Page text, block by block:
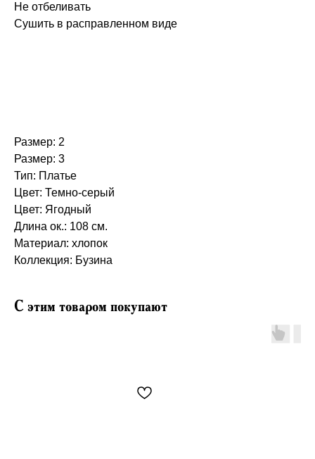
Не отбеливать
Сушить в расправленном виде
Размер: 2
Размер: 3
Тип: Платье
Цвет: Темно-серый
Цвет: Ягодный
Длина ок.: 108 см.
Материал: хлопок
Коллекция: Бузина
С этим товаром покупают